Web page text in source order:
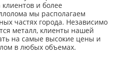
и более
мы располагаем
частях города. Независимо
металл, клиенты нашей
на самые высокие цены и
в любых объемах.